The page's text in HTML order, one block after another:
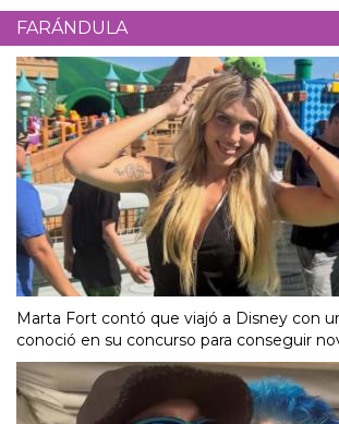
FARÁNDULA
Marta Fort contó que viajó a Disney con
conoció en su concurso para conseguir